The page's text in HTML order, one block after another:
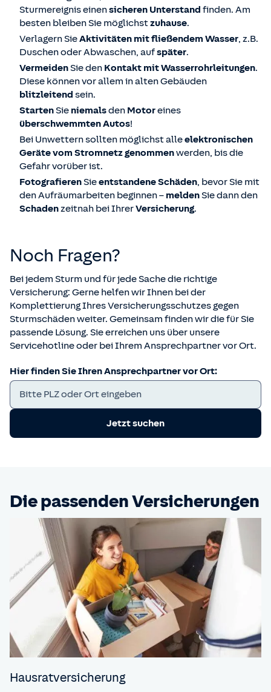
Sturmereignis einensicheren Unterstand finden. Am
besten bleiben Sie möglichstzuhause.
Verlagern SieAktivitäten mit fließendem Wasser, z.B.
Duschen oder Abwaschen, aufspäter.
VermeidenSie den Kontakt mit Wasserrohrleitungen.
Diese können vor allem in alten Gebäuden
blitzleitend sein.
StartenSie niemalsden Motoreines
überschwemmten Autos!
Bei Unwettern sollten möglichst alleelektronischen
Geräte vom Stromnetz genommenwerden, bis die
Gefahr vorüber ist.
FotografierenSieentstandene Schäden, bevor Sie mit
den Aufräumarbeiten beginnen – meldenSie dann den
Schadenzeitnah bei IhrerVersicherung.
Noch Fragen?
Bei jedem Sturm und für jede Sache die richtige
Versicherung: Gerne helfen wir Ihnen bei der
Komplettierung Ihres Versicherungsschutzes gegen
Sturmschäden weiter. Gemeinsam finden wir die für Sie
passende Lösung. Sie erreichen uns über unsere
Servicehotline oder bei Ihrem Ansprechpartner vor Ort.
Hier finden Sie Ihren Ansprechpartner vor Ort:
Jetzt suchen
Die passenden Versicherungen
Hausrat­versicherung